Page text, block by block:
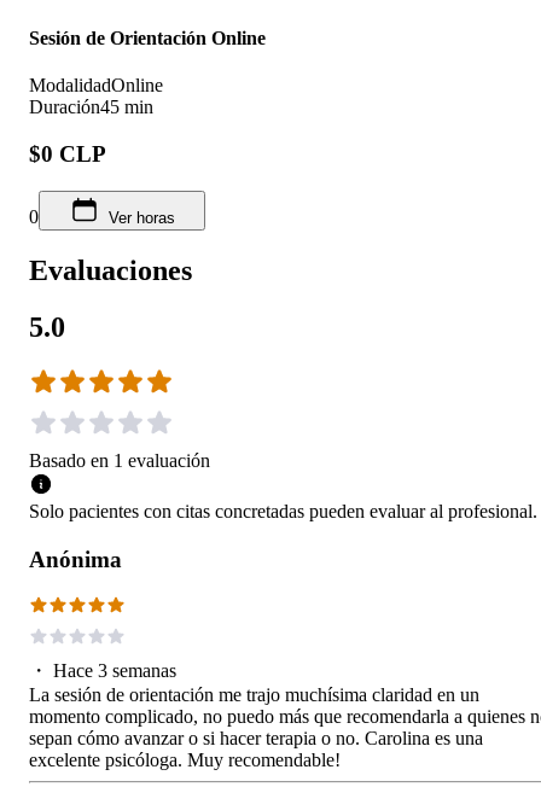
Sesión de Orientación Online
ModalidadOnline
Duración45 min
$0 CLP
0 Ver horas
Evaluaciones
5.0
Basado en 1 evaluación
Solo pacientes con citas concretadas pueden evaluar al profesional.
Anónima
・ Hace 3 semanas
La sesión de orientación me trajo muchísima claridad en un
momento complicado, no puedo más que recomendarla a quienes
sepan cómo avanzar o si hacer terapia o no. Carolina es una
excelente psicóloga. Muy recomendable!